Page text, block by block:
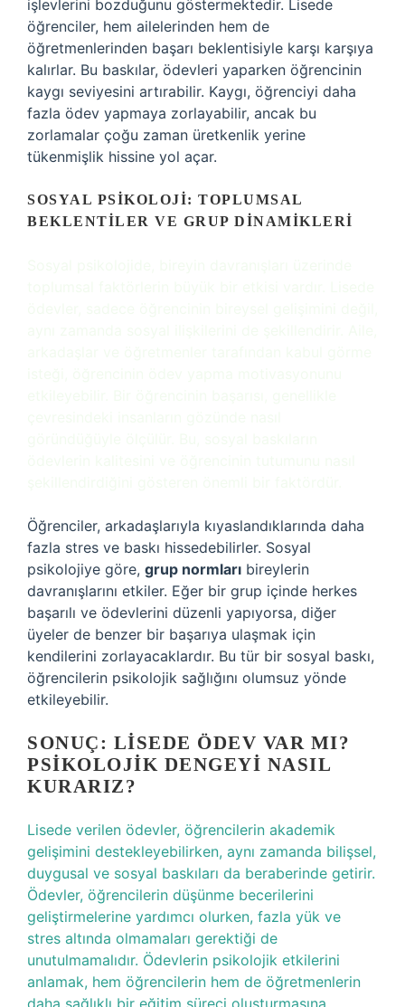
işlevlerini bozduğunu göstermektedir. Lisede
öğrenciler, hem ailelerinden hem de
öğretmenlerinden başarı beklentisiyle karşı karşıya
kalırlar. Bu baskılar, ödevleri yaparken öğrencinin
kaygı seviyesini artırabilir. Kaygı, öğrenciyi daha
fazla ödev yapmaya zorlayabilir, ancak bu
zorlamalar çoğu zaman üretkenlik yerine
tükenmişlik hissine yol açar.
SOSYAL PSIKOLOJI: TOPLUMSAL
BEKLENTILER VE GRUP DINAMIKLERI
Öğrenciler, arkadaşlarıyla kıyaslandıklarında daha
fazla stres ve baskı hissedebilirler. Sosyal
psikolojiye göre, grup normları bireylerin
davranışlarını etkiler. Eğer bir grup içinde herkes
başarılı ve ödevlerini düzenli yapıyorsa, diğer
üyeler de benzer bir başarıya ulaşmak için
kendilerini zorlayacaklardır. Bu tür bir sosyal baskı,
öğrencilerin psikolojik sağlığını olumsuz yönde
etkileyebilir.
SONUÇ: LISEDE ÖDEV VAR MI?
PSIKOLOJIK DENGEYI NASIL
KURARIZ?
Lisede verilen ödevler, öğrencilerin akademik
gelişimini destekleyebilirken, aynı zamanda bilişsel,
duygusal ve sosyal baskıları da beraberinde getirir.
Ödevler, öğrencilerin düşünme becerilerini
geliştirmelerine yardımcı olurken, fazla yük ve
stres altında olmamaları gerektiği de
unutulmamalıdır. Ödevlerin psikolojik etkilerini
anlamak, hem öğrencilerin hem de öğretmenlerin
daha sağlıklı bir eğitim süreci oluşturmasına